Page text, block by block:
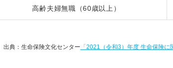
高齢夫婦無職（60歳以上）
出典：生命保険文化センター 「2021（令和3）年度 生命保険に